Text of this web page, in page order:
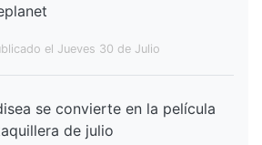
el Jueves 30 de Julio
se convierte en la película
de julio